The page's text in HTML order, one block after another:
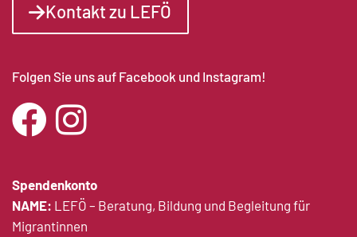
Kontakt zu LEFÖ
Folgen Sie uns auf Facebook und Instagram!
Spendenkonto
NAME: LEFÖ – Beratung, Bildung und Begleitung für
Migrantinnen